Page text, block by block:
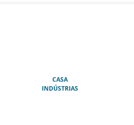
CASA(ATUAL)
INDÚSTRIAS